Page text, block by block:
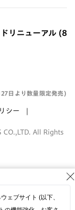
ドリニューアル (8
日より数量限定発売)
シー
All Rights
ェブサイト (以下、